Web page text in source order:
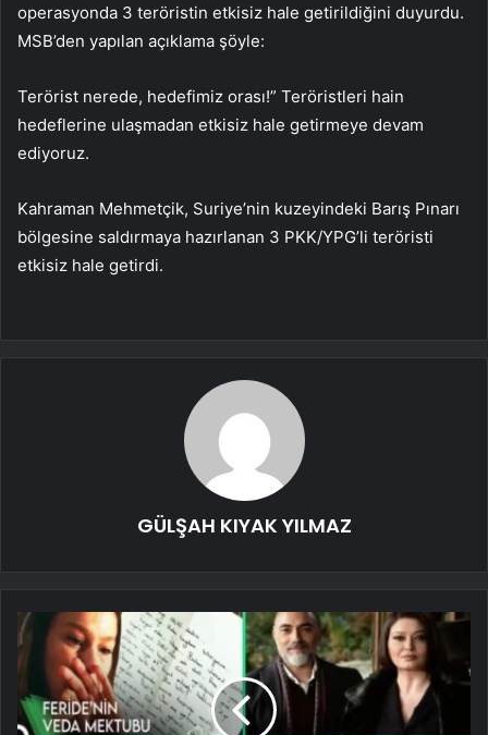
operasyonda 3 teröristin etkisiz hale getirildiğini duyurdu.
MSB’den yapılan açıklama şöyle:
Terörist nerede, hedefimiz orası!” Teröristleri hain
hedeflerine ulaşmadan etkisiz hale getirmeye devam
ediyoruz.
Kahraman Mehmetçik, Suriye’nin kuzeyindeki Barış Pınarı
bölgesine saldırmaya hazırlanan 3 PKK/YPG’li teröristi
etkisiz hale getirdi.
GÜLŞAH KIYAK YILMAZ